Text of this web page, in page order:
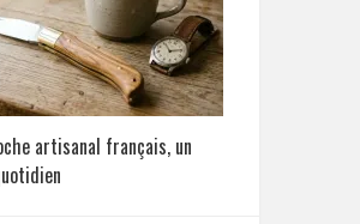
artisanal français, un